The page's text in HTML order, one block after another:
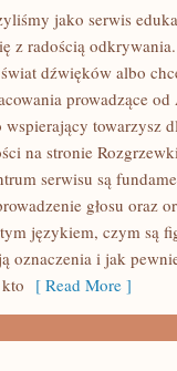
jako serwis
z radością
dźwięków albo
prowadzące
towarzysz
na stronie
serwisu są
głosu oraz
językiem, czym są
oznaczenia i jak
[ Read More ]